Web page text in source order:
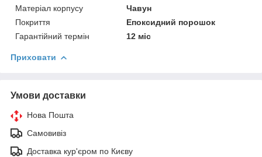
Матеріал корпусу
Чавун
Покриття
Епоксидний порошок
Гарантійний термін
12 міс
Приховати
Умови доставки
Нова Пошта
Самовивіз
Доставка кур'єром по Києву